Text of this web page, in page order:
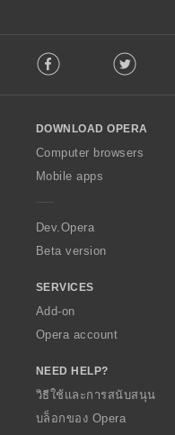
o
w
O
p
a
Facebook Twitter
DOWNLOAD OPERA
Computer browsers
Mobile apps
Dev.Opera
Beta version
SERVICES
Add-on
Opera account
NEED HELP?
วิธีใช้และการสนับสนุน
บล็อกของ Opera